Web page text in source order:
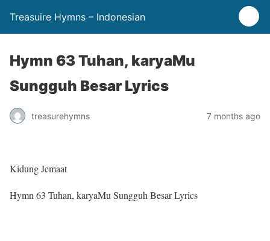
Treasuire Hymns – Indonesian
Hymn 63 Tuhan, karyaMu
Sungguh Besar Lyrics
treasurehymns 7 months ago
Kidung Jemaat
Hymn 63 Tuhan, karyaMu Sungguh Besar Lyrics